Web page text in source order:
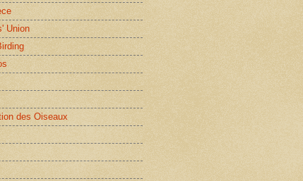
Union
des Oiseaux